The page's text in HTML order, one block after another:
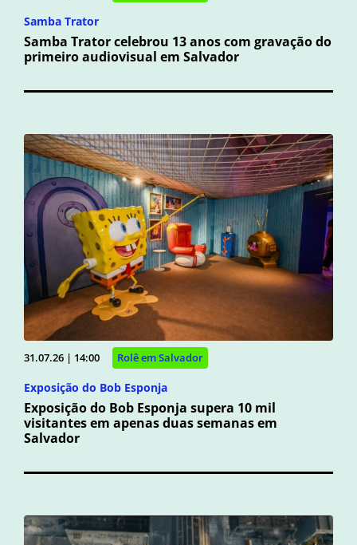
Samba Trator
Samba Trator celebrou 13 anos com gravação do
primeiro audiovisual em Salvador
31.07.26 | 14:00 Rolê em Salvador
Exposição do Bob Esponja
Exposição do Bob Esponja supera 10 mil
visitantes em apenas duas semanas em
Salvador